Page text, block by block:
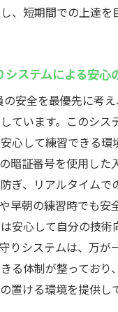
ル技術で実現するリ
、短期間での上達を
ステムによる安心
の安全を最優先に考
ています。このシス
心して練習できる環
暗証番号を使用した
ぎ、リアルタイムで
早朝の練習時でも安
安心して自分の技術
りシステムは、万が
る体制が整っており
置ける環境を提供し